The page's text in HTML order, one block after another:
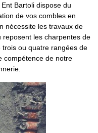
Bartoli dispose du
de vos combles en
nécessite les travaux de
les charpentes de
ou quatre rangées de
compétence de notre